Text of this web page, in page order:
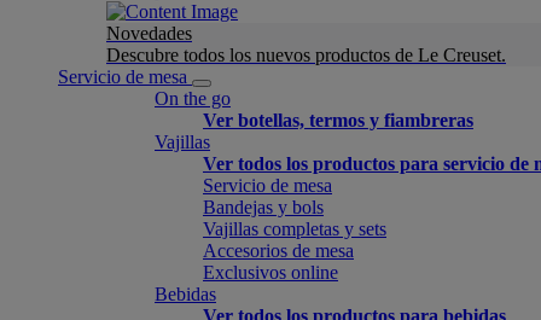
Novedades
Descubre todos los nuevos productos de Le Creuset.
Servicio de mesa
On the go
Ver botellas, termos y fiambreras
Vajillas
Ver todos los productos para servicio de
Servicio de mesa
Bandejas y bols
Vajillas completas y sets
Accesorios de mesa
Exclusivos online
Bebidas
Ver todos los productos para bebidas